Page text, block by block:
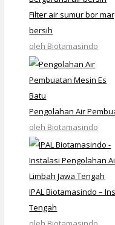
Filter air sumur bor
bersih
oleh Biotamasindo
Pengolahan Air
oleh Biotamasindo
IPAL Biotamasindo –
Tengah